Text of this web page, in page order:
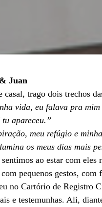
Juan
casal, trago dois trechos
vida, eu falava pra
apareceu.”
meu refúgio e
os meus dias mais
ao estar com
pequenos gestos,
no Cartório de Registro
e testemunhas. Ali,